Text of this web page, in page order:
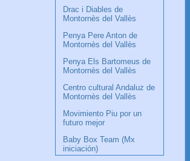
Drac i Diables de
Montornès del Vallès
Penya Pere Anton de
Montornès del Vallès
Penya Els Bartomeus de
Montornès del Vallès
Centro cultural Andaluz de
Montornès del Vallès
Movimiento Piu por un
futuro mejor
Baby Box Team (Mx
iniciación)